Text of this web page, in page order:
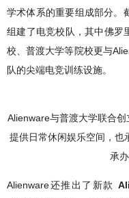
学术体系的重要组成部分。
组建了电竞校队，其中佛罗
校、普渡大学等院校更与
队的尖端电竞训练设施。
Alienware与普渡大学联合
提供日常休闲娱乐空间，也
承
Alienware还推出了新款